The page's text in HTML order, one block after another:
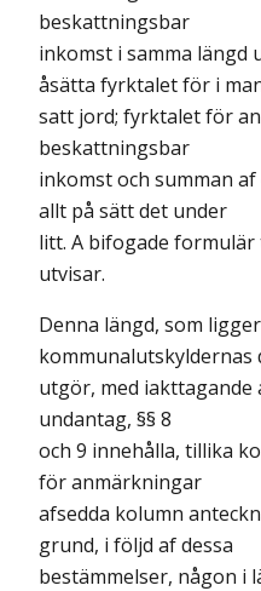
beskattningsbar
inkomst i samma längd
åsätta fyrktalet för i
satt jord; fyrktalet för
beskattningsbar
inkomst och summan
allt på sätt det under
litt. A bifogade
utvisar.
Denna längd, som
kommunalutskyldernas
utgör, med iakttagande
undantag, §§ 8
och 9 innehålla, tillika
för anmärkningar
afsedda kolumn
grund, i följd af dessa
bestämmelser, någon i